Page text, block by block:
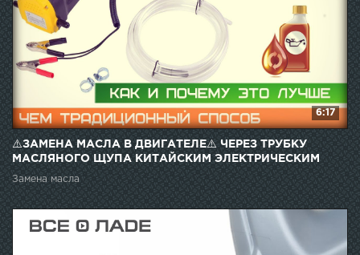
6:17
⚠️ЗАМЕНА МАСЛА В ДВИГАТЕЛЕ⚠️ ЧЕРЕЗ ТРУБКУ
МАСЛЯНОГО ЩУПА КИТАЙСКИМ ЭЛЕКТРИЧЕСКИМ
НАСОСОМ
Замена масла